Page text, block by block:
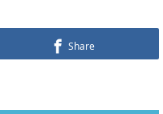
Share